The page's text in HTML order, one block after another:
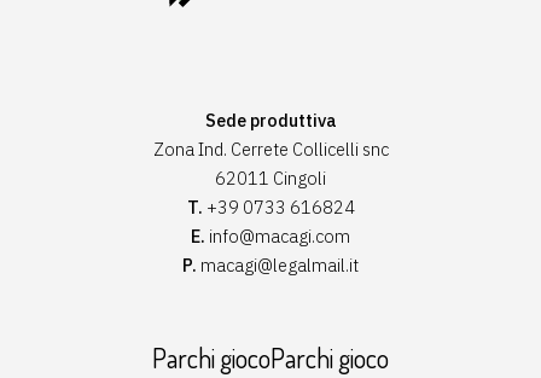
Sede produttiva
Zona Ind. Cerrete Collicelli snc
62011 Cingoli
T. +39 0733 616824
E. info@macagi.com
P. macagi@legalmail.it
Parchi giocoParchi gioco